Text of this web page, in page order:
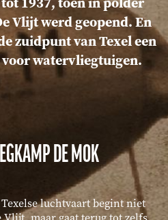
Vlijt werd geopend. En
zuidpunt van Texel een
watervliegtuigen.
DE MOK
luchtvaart begint niet